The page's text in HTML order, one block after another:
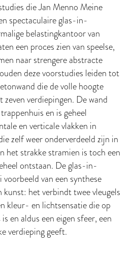
die Jan Menno Meine
spectaculaire glas-in-
belastingkantoor van
een proces zien van speelse,
naar strengere abstracte
deze voorstudies leiden tot
die de volle hoogte
zeven verdiepingen. De wand
en is geheel
en verticale vlakken in
zelf weer onderverdeeld zijn in
het strakke stramien is toch een
ontstaan. De glas-in-
van een synthese
het verbindt twee vleugels
kleur- en lichtsensatie die op
en aldus een eigen sfeer, een
verdieping geeft.